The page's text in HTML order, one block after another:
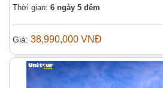
Thời gian: 6 ngày 5 đêm
Giá: 38,990,000 VNĐ